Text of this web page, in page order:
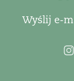
Wyślij e-